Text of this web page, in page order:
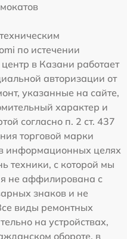
по истечении
в Казани работает
авторизации от
указанные на сайте,
характер и
согласно п. 2 ст. 437
торговой марки
информационных целях
техники, с которой мы
не аффилирована с
знаков и не
виды ремонтных
на устройствах,
обороте, в